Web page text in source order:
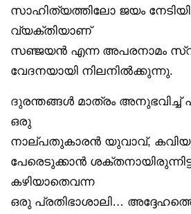
സാഹിത്യത്തിലോ ജയം
വ്യക്തിയാണ്
സഞ്ജയൻ എന്ന അപരനാമം
വേദനയായി നിലനിൽക്കുന്നു.
ദുരന്തങ്ങൾ മാത്രം അനുഭവിച്ച്
ഒരു
നാല്പതുകാരൻ യുവാവ്,
പേരെടുക്കാൻ
കഴിയാതെവന്ന
ഒരു പ്രതിഭാശാലി…